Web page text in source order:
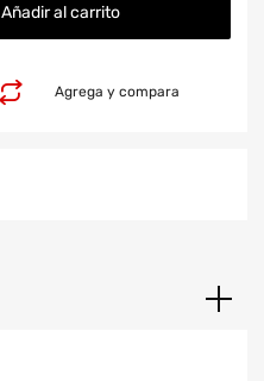
Añadir al carrito
Agrega y compara